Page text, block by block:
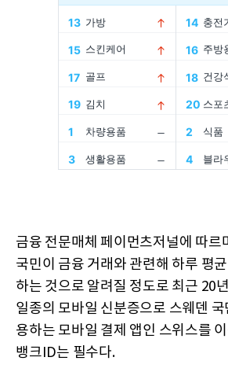
금융 전문매체 페이먼츠저널에 따르
국민이 금융 거래와 관련해 하루 평
하는 것으로 알려질 정도로 최근 20
일종의 모바일 신분증으로 스웨덴
용하는 모바일 결제 앱인 스위스를
뱅크ID는 필수다.